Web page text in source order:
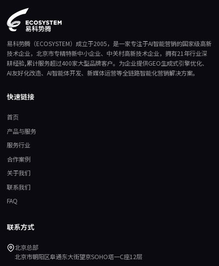
易科势腾（ECOSYSTEM）成立于2005，是一家专注于AI智能营销的国家级高新
技术企业，北京市专精特新中小企业、中关村高新技术企业，拥有21年行业深
耕经验,累计服务超过400家大型品牌客户。为企业提供GEO生成式引擎优化、
AI友好化改造、AI智能体开发、新媒体运营等全链路智能化营销解决方案。
快速链接
首页
产品与服务
服务行业
合作案例
关于我们
联系我们
FAQ
联系方式
北京总部
北京市朝阳区阜通东大街望京SOHO塔一C座12层